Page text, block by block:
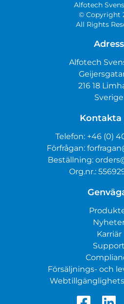
Alfotech
© Copyright
All Rights
Adress
Alfotech
216 18
Sverige
Kontakta
Telefon: +46 (0)
Förfrågan:
Beställning:
Org.nr.:
Karriär
Support
Försäljnings- och